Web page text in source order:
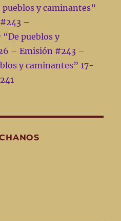
pueblos y caminantes”
–
“De pueblos y
– Emisión #243 –
y caminantes” 17-